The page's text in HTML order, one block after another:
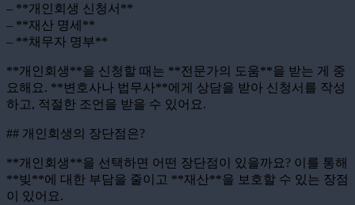
– **개인회생 신청서**
– **재산 명세**
– **채무자 명부**
**개인회생**을 신청할 때는 **전문가의 도움**을 받는 게 중
요해요. **변호사나 법무사**에게 상담을 받아 신청서를 작성
하고, 적절한 조언을 받을 수 있어요.
## 개인회생의 장단점은?
**개인회생**을 선택하면 어떤 장단점이 있을까요? 이를 통해
**빚**에 대한 부담을 줄이고 **재산**을 보호할 수 있는 장점
이 있어요.